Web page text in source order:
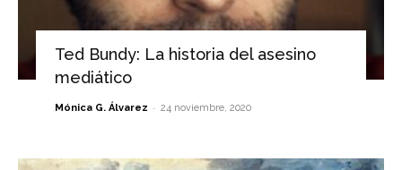
Ted Bundy: La historia del asesino
mediático
Mónica G. Álvarez - 24 noviembre, 2020